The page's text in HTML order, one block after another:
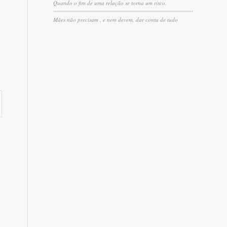
Quando o fim de uma relação se torna um risco.
Mães não precisam , e nem devem, dar conta de tudo